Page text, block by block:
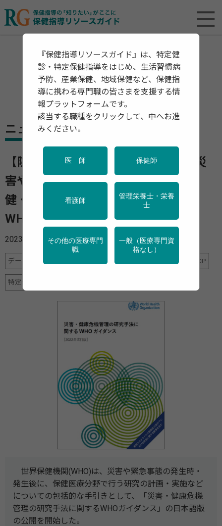
ニュース
【防災の日 地震や災害に備えて】災
害や緊急事態の発生時・発生後の保
健・医療分野での危機管理を指南
WHO
2023年09月01日
データヘルス計画 メンタルヘルス 災害・BCP
特定保健指導
世界保健機関(WHO)は、災害や緊急事態の発生時・
発生後に、保健医療分野で行う研究の計画・実施など
についての包括的な手引きとして、「災害・健康危機
管理の研究手法に関するWHOガイダンス」の日本語版
の公開を開始した。
『保健指導リソースガイド』は、特定健
診・特定保健指導をはじめ、生活習慣病
予防、産業保健、地域保健など、保健指
導に携わる専門職の皆さまを支援する情
報プラットフォームです。
該当する職種をクリックして、中へお進
みください。
医 師 保健師
看護師
管理栄養士・栄養
士
その他の医療専門
職
一般（医療専門資
格なし）